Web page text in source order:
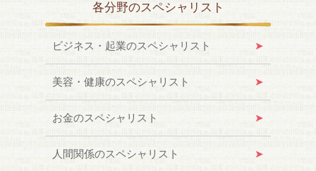
各分野のスペシャリスト
ビジネス・起業のスペシャリスト
美容・健康のスペシャリスト
お金のスペシャリスト
人間関係のスペシャリスト